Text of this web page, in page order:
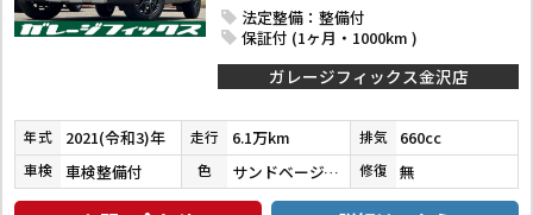
法定整備：整備付
保証付 (1ヶ月・1000km )
ガレージフィックス金沢店
年式 2021(令和3)年 走行 6.1万km 排気 660cc
車検 車検整備付 色 サンドベージュメタリック 修復 無